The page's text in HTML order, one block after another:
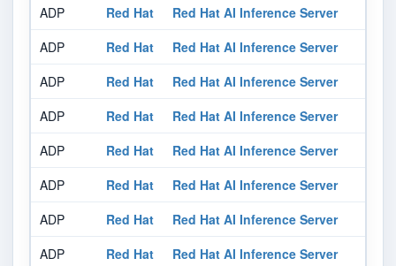
ADP
Red Hat
Red Hat AI Inference Server
ADP
Red Hat
Red Hat AI Inference Server
ADP
Red Hat
Red Hat AI Inference Server
ADP
Red Hat
Red Hat AI Inference Server
ADP
Red Hat
Red Hat AI Inference Server
ADP
Red Hat
Red Hat AI Inference Server
ADP
Red Hat
Red Hat AI Inference Server
ADP
Red Hat
Red Hat AI Inference Server